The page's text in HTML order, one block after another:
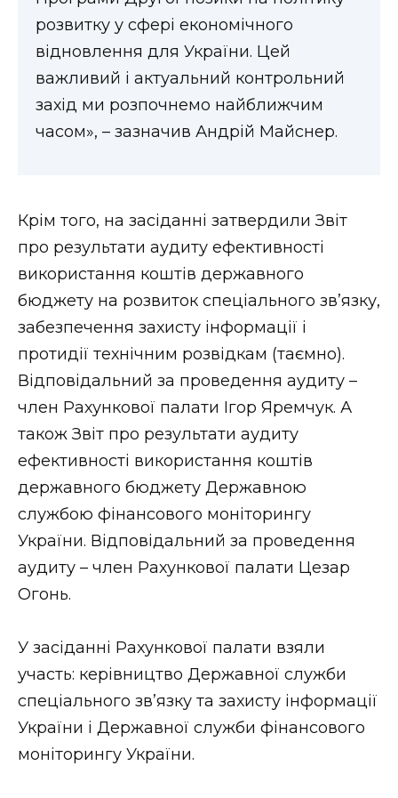
розвитку у сфері економічного
відновлення для України. Цей
важливий і актуальний контрольний
захід ми розпочнемо найближчим
часом», – зазначив Андрій Майснер.
Крім того, на засіданні затвердили Звіт
про результати аудиту ефективності
використання коштів державного
бюджету на розвиток спеціального зв’язку,
забезпечення захисту інформації і
протидії технічним розвідкам (таємно).
Відповідальний за проведення аудиту –
член Рахункової палати Ігор Яремчук. А
також Звіт про результати аудиту
ефективності використання коштів
державного бюджету Державною
службою фінансового моніторингу
України. Відповідальний за проведення
аудиту – член Рахункової палати Цезар
Огонь.
У засіданні Рахункової палати взяли
участь: керівництво Державної служби
спеціального зв’язку та захисту інформації
України і Державної служби фінансового
моніторингу України.